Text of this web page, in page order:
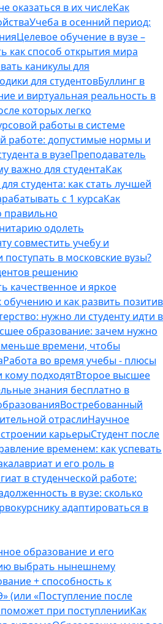
оказаться в их числеКак
Учеба в осенний период:
Целевое обучение в вузе –
как способ открытия мира
каникулы для
для студентовБуллинг в
и виртуальная реальность в
которых легко
работы в системе
работе: допустимые нормы и
в вузеПреподаватель
важно для студентаКак
студента: как стать лучшей
с 1 курсаКак
правильно
одолеть
совместить учебу и
поступать в московские вузы?
решению
качественное и яркое
и как развить позитив
нужно ли cтуденту идти в
образование: зачем нужно
меньше времени, чтобы
Работа во время учебы - плюсы
кому подходятВторое высшее
знания бесплатно в
Востребованный
отраслиНаучное
карьерыСтудент после
временем: как успевать
и его роль в
в студенческой работе:
в вузе: сколько
адаптироваться в
образование и его
выбрать нынешнему
+ способность к
(или «Поступление после
при поступленииКак